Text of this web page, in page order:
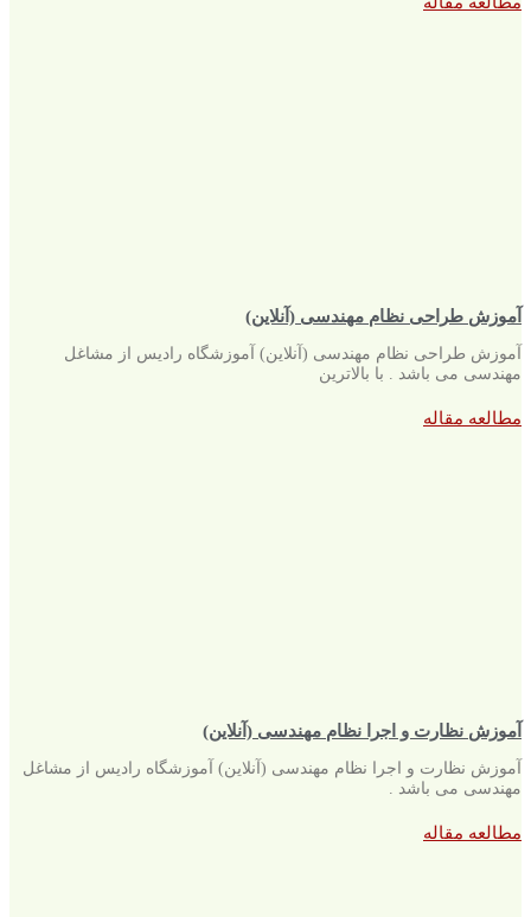
آموزش طراحی نظام مهندسی (آنلاین)
آموزش طراحی نظام مهندسی (آنلاین) آموزشگاه رادیس از مشاغل
مهندسی می باشد . با بالاترین
مطالعه مقاله
آموزش نظارت و اجرا نظام مهندسی (آنلاین)
آموزش نظارت و اجرا نظام مهندسی (آنلاین) آموزشگاه رادیس از مشاغل
مهندسی می باشد .
مطالعه مقاله